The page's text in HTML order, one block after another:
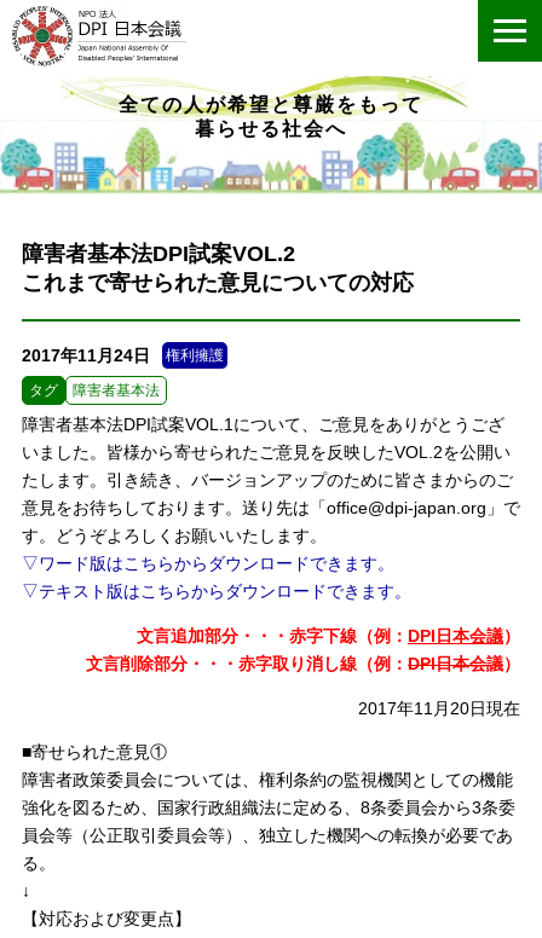
全ての人が希望と尊厳をもって
暮らせる社会へ
障害者基本法DPI試案VOL.2
これまで寄せられた意見についての対応
2017年11月24日 権利擁護
タグ 障害者基本法
障害者基本法DPI試案VOL.1について、ご意見をありがとうござ
いました。皆様から寄せられたご意見を反映したVOL.2を公開い
たします。引き続き、バージョンアップのために皆さまからのご
意見をお待ちしております。送り先は「office@dpi-japan.org」で
す。どうぞよろしくお願いいたします。
▽ワード版はこちらからダウンロードできます。
▽テキスト版はこちらからダウンロードできます。
文言追加部分・・・赤字下線（例： DPI日本会議）
文言削除部分・・・赤字取り消し線（例：DPI日本会議）
2017年11月20日現在
■寄せられた意見①
障害者政策委員会については、権利条約の監視機関としての機能
強化を図るため、国家行政組織法に定める、8条委員会から3条委
員会等（公正取引委員会等）、独立した機関への転換が必要であ
る。
↓
【対応および変更点】